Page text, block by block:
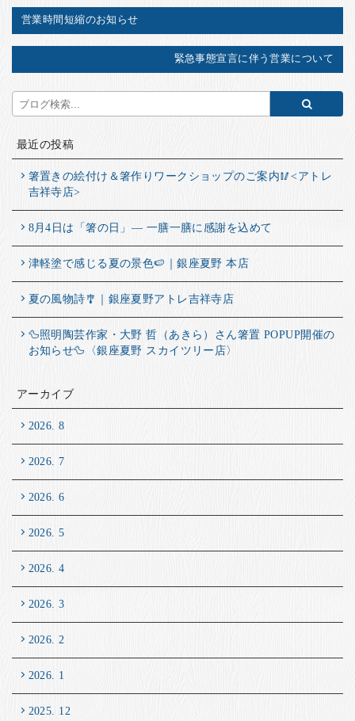
営業時間短縮のお知らせ
緊急事態宣言に伴う営業について
最近の投稿
箸置きの絵付け＆箸作りワークショップのご案内🥢<アトレ
吉祥寺店>
8月4日は「箸の日」― 一膳一膳に感謝を込めて
津軽塗で感じる夏の景色🍉｜銀座夏野 本店
夏の風物詩🎐｜銀座夏野アトレ吉祥寺店
🦆照明陶芸作家・大野 哲（あきら）さん箸置 POPUP開催の
お知らせ🦆〈銀座夏野 スカイツリー店〉
アーカイブ
2026. 8
2026. 7
2026. 6
2026. 5
2026. 4
2026. 3
2026. 2
2026. 1
2025. 12